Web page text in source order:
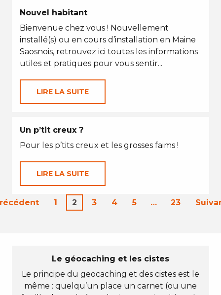
Nouvel habitant
Bienvenue chez vous ! Nouvellement
installé(s) ou en cours d’installation en Maine
Saosnois, retrouvez ici toutes les informations
utiles et pratiques pour vous sentir...
LIRE LA SUITE
Un p’tit creux ?
Pour les p’tits creux et les grosses faims !
LIRE LA SUITE
1 2 3 4 5 … 23
Le géocaching et les cistes
Le principe du geocaching et des cistes est le
même : quelqu’un place un carnet (ou une